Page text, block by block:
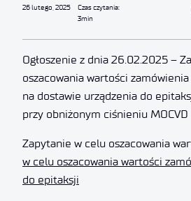
26 lutego, 2025
Czas czytania:
3min
Ogłoszenie z dnia 26.02.2025 –
oszacowania wartości
na dostawie urządzenia do
przy obniżonym ciśnieniu MOCVD
Zapytanie w celu oszacowania
w celu oszacowania wartości
do epitaksji